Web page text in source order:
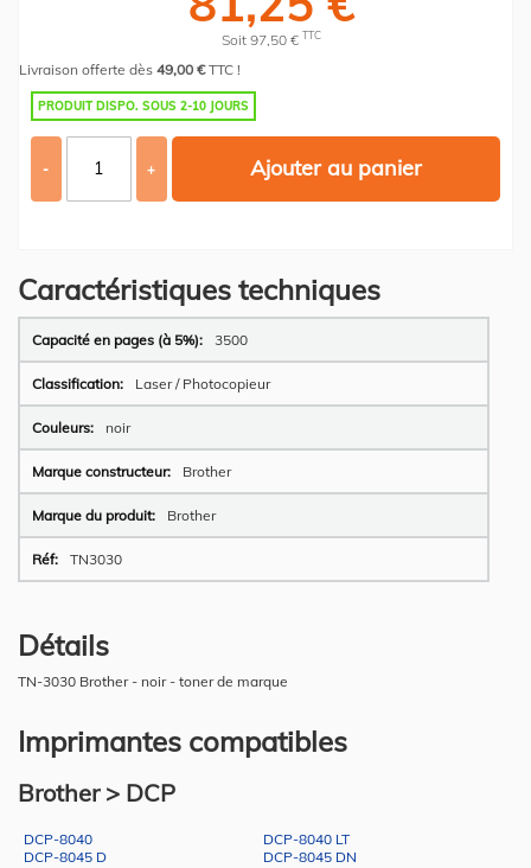
Soit 97,50 € TTC
Livraison offerte dès 49,00 €TTC !
PRODUIT DISPO. SOUS 2-10 JOURS
- + Ajouter au panier
Caractéristiques techniques
Plus
d’information
3500
Laser / Photocopieur
noir
Brother
Brother
TN3030
Détails
TN-3030 Brother - noir - toner de marque
Imprimantes compatibles
Brother > DCP
DCP-8040
DCP-8040 LT
DCP-8045 D
DCP-8045 DN